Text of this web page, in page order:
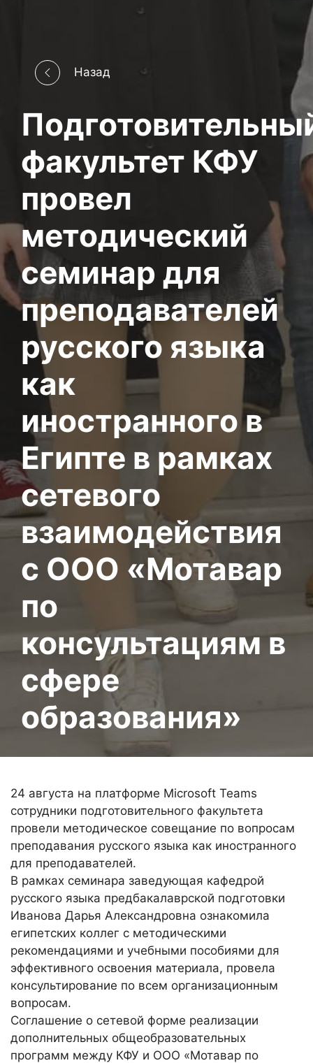
Назад
факультет КФУ
провел
методический
семинар для
преподавателей
русского языка
как
иностранного в
Египте в рамках
сетевого
взаимодействия
с ООО «Мотавар
по
консультациям в
сфере
образования»
24 августа на платформе Microsoft Teams
сотрудники подготовительного факультета
провели методическое совещание по вопросам
преподавания русского языка как иностранного
для преподавателей.
В рамках семинара заведующая кафедрой
русского языка предбакалаврской подготовки
Иванова Дарья Александровна ознакомила
египетских коллег с методическими
рекомендациями и учебными пособиями для
эффективного освоения материала, провела
консультирование по всем организационным
вопросам.
Соглашение о сетевой форме реализации
дополнительных общеобразовательных
программ между КФУ и ООО «Мотавар по